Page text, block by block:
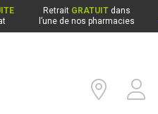
Retrait GRATUIT dans
l’une de nos pharmacies